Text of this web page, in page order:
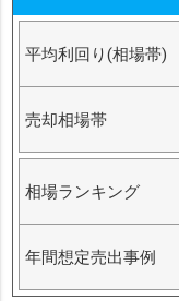
平均利回り(相場帯)
売却相場帯
相場ランキング
年間想定売出事例